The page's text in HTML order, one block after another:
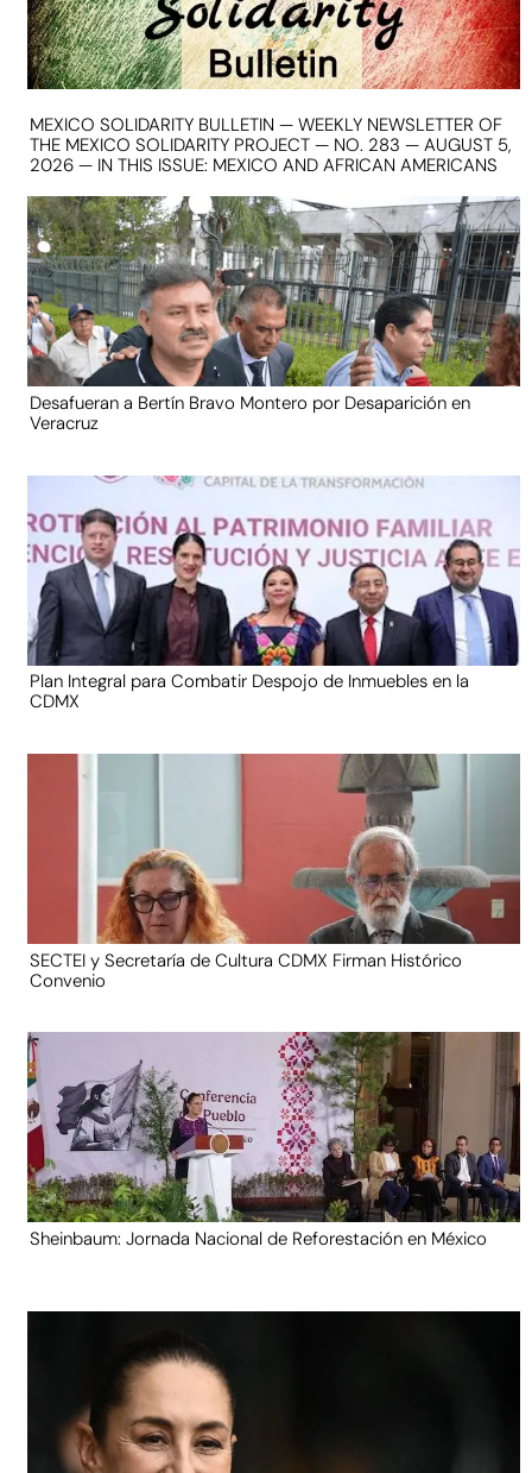
MEXICO SOLIDARITY BULLETIN — WEEKLY NEWSLETTER OF
THE MEXICO SOLIDARITY PROJECT — NO. 283 — AUGUST 5,
2026 — IN THIS ISSUE: MEXICO AND AFRICAN AMERICANS
Desafueran a Bertín Bravo Montero por Desaparición en
Veracruz
Plan Integral para Combatir Despojo de Inmuebles en la
CDMX
SECTEI y Secretaría de Cultura CDMX Firman Histórico
Convenio
Sheinbaum: Jornada Nacional de Reforestación en México